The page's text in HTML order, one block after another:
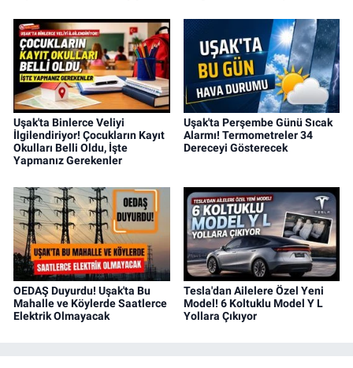
Uşak'ta Binlerce Veliyi
İlgilendiriyor! Çocukların Kayıt
Okulları Belli Oldu, İşte
Yapmanız Gerekenler
Uşak'ta Perşembe Günü Sıcak
Alarmı! Termometreler 34
Dereceyi Gösterecek
OEDAŞ Duyurdu! Uşak'ta Bu
Mahalle ve Köylerde Saatlerce
Elektrik Olmayacak
Tesla'dan Ailelere Özel Yeni
Model! 6 Koltuklu Model Y L
Yollara Çıkıyor